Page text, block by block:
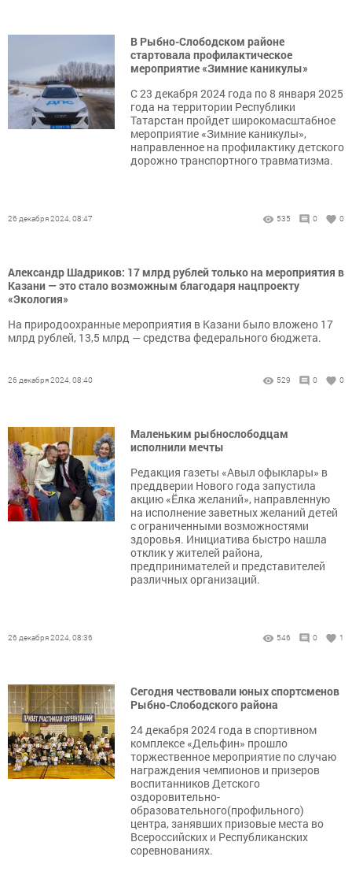
В Рыбно-Слободском районе
стартовала профилактическое
мероприятие «Зимние каникулы»
С 23 декабря 2024 года по 8 января 2025
года на территории Республики
Татарстан пройдет широкомасштабное
мероприятие «Зимние каникулы»,
направленное на профилактику детского
дорожно транспортного травматизма.
26 декабря 2024, 08:47 535 0 0
Александр Шадриков: 17 млрд рублей только на мероприятия в
Казани — это стало возможным благодаря нацпроекту
«Экология»
На природоохранные мероприятия в Казани было вложено 17
млрд рублей, 13,5 млрд — средства федерального бюджета.
26 декабря 2024, 08:40 529 0 0
Маленьким рыбнослободцам
исполнили мечты
Редакция газеты «Авыл офыклары» в
преддверии Нового года запустила
акцию «Ёлка желаний», направленную
на исполнение заветных желаний детей
с ограниченными возможностями
здоровья. Инициатива быстро нашла
отклик у жителей района,
предпринимателей и представителей
различных организаций.
26 декабря 2024, 08:36 546 0 1
Сегодня чествовали юных спортсменов
Рыбно-Слободского района
24 декабря 2024 года в спортивном
комплексе «Дельфин» прошло
торжественное мероприятие по случаю
награждения чемпионов и призеров
воспитанников Детского
оздоровительно-
образовательного(профильного)
центра, занявших призовые места во
Всероссийских и Республиканских
соревнованиях.